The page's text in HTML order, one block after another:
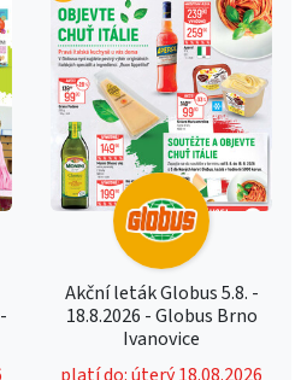
Akční leták Globus 5.8. -
18.8.2026 - Globus Brno
Ivanovice